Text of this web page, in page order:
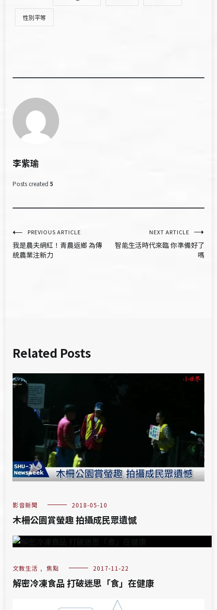
性別平等
李紫瑜
Posts created 5
文
章
PREVIOUS ARTICLE
我是農夫網紅！青農返鄉 為傳
統農業注新力
NEXT ARTICLE
智能生活時代來臨 你準備好了
嗎
Related Posts
影音新聞 2018-05-10
木柵公園賞螢趣 拍攝成民眾遺憾
文教生活 , 焦點 2017-11-22
解密冷凍食品 打破迷思「食」在健康